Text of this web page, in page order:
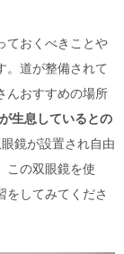
ておくべきことや
。道が整備されて
んおすすめの場所
生息しているとの
鏡が設置され自由
この双眼鏡を使
をしてみてくださ